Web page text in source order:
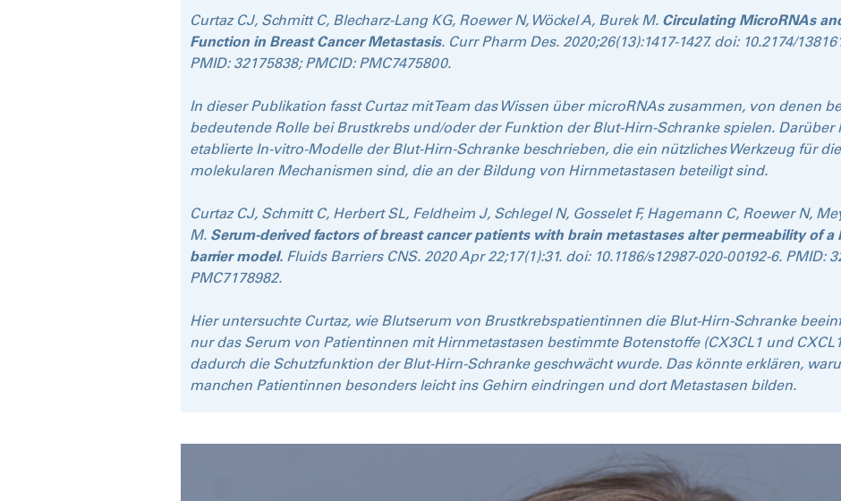
Curtaz CJ, Schmitt C, Blecharz-Lang KG, Roewer N, Wöckel A, Burek M. Circulating MicroRNAs
Function in Breast Cancer Metastasis. Curr Pharm Des. 2020;26(13):1417-1427. doi: 10.2174/
PMID: 32175838; PMCID: PMC7475800.
In dieser Publikation fasst Curtaz mit Team das Wissen über microRNAs zusammen, von denen
bedeutende Rolle bei Brustkrebs und/oder der Funktion der Blut-Hirn-Schranke spielen.
etablierte In-vitro-Modelle der Blut-Hirn-Schranke beschrieben, die ein nützliches Werkzeug für
molekularen Mechanismen sind, die an der Bildung von Hirnmetastasen beteiligt sind.
Curtaz CJ, Schmitt C, Herbert SL, Feldheim J, Schlegel N, Gosselet F, Hagemann C, Roewer N,
M. Serum-derived factors of breast cancer patients with brain metastases alter permeability of
barrier model. Fluids Barriers CNS. 2020 Apr 22;17(1):31. doi: 10.1186/s12987-020-00192-6. PMID:
PMC7178982.
Hier untersuchte Curtaz, wie Blutserum von Brustkrebspatientinnen die Blut-Hirn-Schranke
nur das Serum von Patientinnen mit Hirnmetastasen bestimmte Botenstoffe (CX3CL1 und
dadurch die Schutzfunktion der Blut-Hirn-Schranke geschwächt wurde. Das könnte erklären,
manchen Patientinnen besonders leicht ins Gehirn eindringen und dort Metastasen bilden.